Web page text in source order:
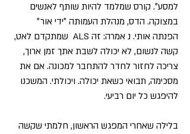
למסע״. קורס שמלמד להיות שותף לאנשים
במצוקה. הדס, מנהלת העמותה ״ידי אור״
הפנתה אותי. נ אמרה: זה ALS שמתקדם לאט,
קשה לנשום, לא יכולה לשבת אתך זמן ארוך,
צריכה לחזור לחדר להתחבר למכונה. אם את
מסכימה, תבואי כשאת יכולה. ויכולתי. המשכנו
להיפגש כל יום רביעי.
בלילה שאחרי המפגש הראשון, חלמתי שקשה